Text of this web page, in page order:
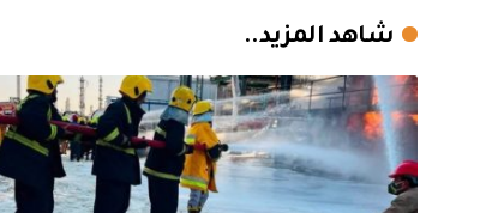
شاهد المزيد..